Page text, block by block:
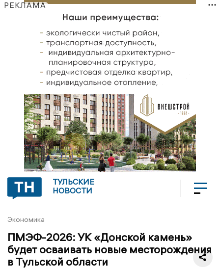
РЕКЛАМА
ТУЛЬСКИЕ
НОВОСТИ
Экономика
ПМЭФ-2026: УК «Донской камень»
будет осваивать новые месторождения
в Тульской области